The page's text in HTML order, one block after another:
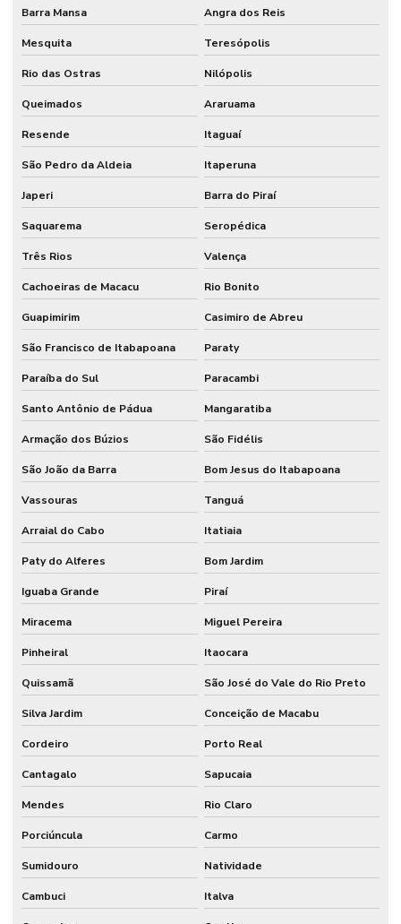
Barra Mansa Angra dos Reis
Mesquita Teresópolis
Rio das Ostras Nilópolis
Queimados Araruama
Resende Itaguaí
São Pedro da Aldeia Itaperuna
Japeri Barra do Piraí
Saquarema Seropédica
Três Rios Valença
Cachoeiras de Macacu Rio Bonito
Guapimirim Casimiro de Abreu
São Francisco de Itabapoana Paraty
Paraíba do Sul Paracambi
Santo Antônio de Pádua Mangaratiba
Armação dos Búzios São Fidélis
São João da Barra Bom Jesus do Itabapoana
Vassouras Tanguá
Arraial do Cabo Itatiaia
Paty do Alferes Bom Jardim
Iguaba Grande Piraí
Miracema Miguel Pereira
Pinheiral Itaocara
Quissamã São José do Vale do Rio Preto
Silva Jardim Conceição de Macabu
Cordeiro Porto Real
Cantagalo Sapucaia
Mendes Rio Claro
Porciúncula Carmo
Sumidouro Natividade
Cambuci Italva